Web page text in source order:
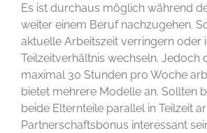
Es ist durchaus möglich während
weiter einem Beruf nachzugehen.
aktuelle Arbeitszeit verringern oder
Teilzeitverhältnis wechseln. Jedoch
maximal 30 Stunden pro Woche
bietet mehrere Modelle an. Sollten
beide Elternteile parallel in Teilzeit
Partnerschaftsbonus interessant